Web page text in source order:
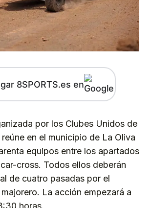
8SPORTS.es en
por los Clubes Unidos de
en el municipio de La Oliva
equipos entre los apartados
cross. Todos ellos deberán
de cuatro pasadas por el
La acción empezará a
horas.